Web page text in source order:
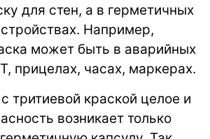
для стен, а в герметичных
Например,
может быть в аварийных
прицелах, часах, маркерах.
тритиевой краской целое и
возникает только